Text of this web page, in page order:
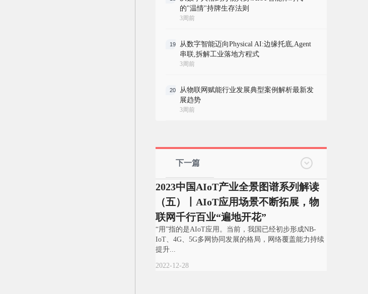
的"温情"持牌生存法则
3周前
19
从数字智能迈向Physical AI:边缘托底,Agent
串联,拆解工业落地方程式
3周前
20
从物联网赋能行业发展典型案例解析最新发
展趋势
3周前
下一篇
2023中国AIoT产业全景图谱系列解读
（五）丨AIoT应用场景不断拓展，物
联网千行百业“遍地开花”
“用”指的是AIoT应用。当前，我国已经初步形成NB-
IoT、4G、5G多网协同发展的格局，网络覆盖能力持续
提升...
2022-12-28